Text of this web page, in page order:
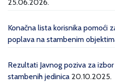
25.06.2026.
Konačna lista korisnika pomoći
poplava na stambenim
Rezultati Javnog poziva za
stambenih jedinica 20.10.2025.